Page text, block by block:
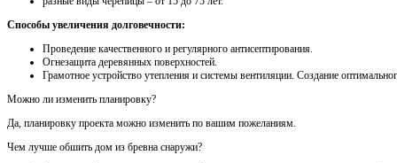
Способы увеличения долговечности:
Проведение качественного и регулярного антисептирования.
Огнезащита деревянных поверхностей.
Грамотное устройство утепления и системы вентиляции. Создание
Можно ли изменить планировку?
Да, планировку проекта можно изменить по вашим пожеланиям.
Чем лучше обшить дом из бревна снаружи?